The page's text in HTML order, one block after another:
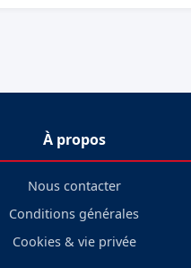
À propos
Nous contacter
Conditions générales
Cookies & vie privée